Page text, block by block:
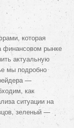
которая
финансовом рынке
актуальную
мы подробно
—
как
ситуации на
зеленый —